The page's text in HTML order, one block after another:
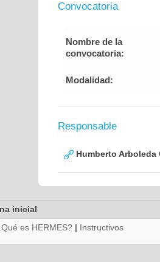
Convocatoria
Nombre de la
convocatoria:
Modalidad:
Responsable
Humberto Arboleda
inicial
es HERMES? | Instructivos